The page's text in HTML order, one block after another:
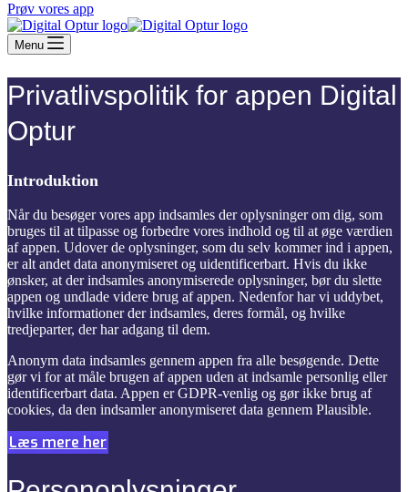
Prøv vores app
Menu
Privatlivspolitik for appen Digital
Optur
Introduktion
Når du besøger vores app indsamles der oplysninger om dig, som
bruges til at tilpasse og forbedre vores indhold og til at øge værdien
af appen. Udover de oplysninger, som du selv kommer ind i appen,
er alt andet data anonymiseret og uidentificerbart. Hvis du ikke
ønsker, at der indsamles anonymiserede oplysninger, bør du slette
appen og undlade videre brug af appen. Nedenfor har vi uddybet,
hvilke informationer der indsamles, deres formål, og hvilke
tredjeparter, der har adgang til dem.
Anonym data indsamles gennem appen fra alle besøgende. Dette
gør vi for at måle brugen af appen uden at indsamle personlig eller
identificerbart data. Appen er GDPR-venlig og gør ikke brug af
cookies, da den indsamler anonymiseret data gennem Plausible.
Læs mere her